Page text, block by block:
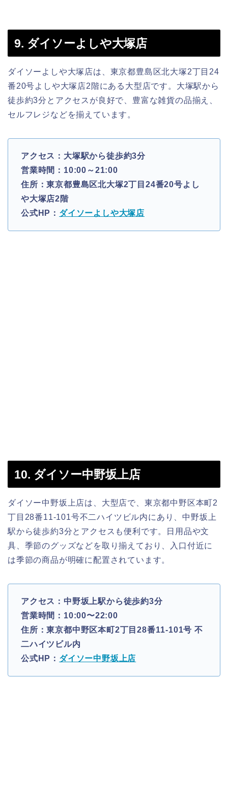
9. ダイソーよしや大塚店
ダイソーよしや大塚店は、東京都豊島区北大塚2丁目24
番20号よしや大塚店2階にある大型店です。大塚駅から
徒歩約3分とアクセスが良好で、豊富な雑貨の品揃え、
セルフレジなどを揃えています。
アクセス：大塚駅から徒歩約3分
営業時間：10:00～21:00
住所：東京都豊島区北大塚2丁目24番20号よし
や大塚店2階
公式HP： ダイソーよしや大塚店
10. ダイソー中野坂上店
ダイソー中野坂上店は、大型店で、東京都中野区本町2
丁目28番11-101号不二ハイツビル内にあり、中野坂上
駅から徒歩約3分とアクセスも便利です。日用品や文
具、季節のグッズなどを取り揃えており、入口付近に
は季節の商品が明確に配置されています。
アクセス：中野坂上駅から徒歩約3分
営業時間：10:00〜22:00
住所：東京都中野区本町2丁目28番11-101号 不
二ハイツビル内
公式HP： ダイソー中野坂上店